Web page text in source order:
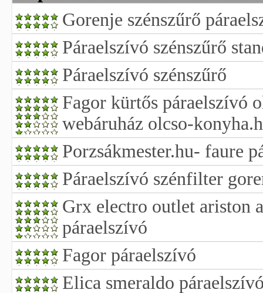
Gorenje szénszűrő
Páraelszívó szénszűrő
Páraelszívó szénszűrő
Fagor kürtős páraelszívó
webáruház olcso-
Porzsákmester.hu- faure
Páraelszívó szénfilter
Grx electro outlet ariston
páraelszívó
Fagor páraelszívó
Elica smeraldo